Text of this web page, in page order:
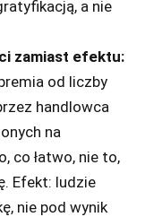
a nie
zamiast efektu:
od liczby
handlowca
na
co łatwo, nie to,
Efekt: ludzie
nie pod wynik